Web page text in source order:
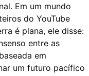
Em um mundo
do YouTube
é plana, ele disse:
entre as
em
um futuro pacífico